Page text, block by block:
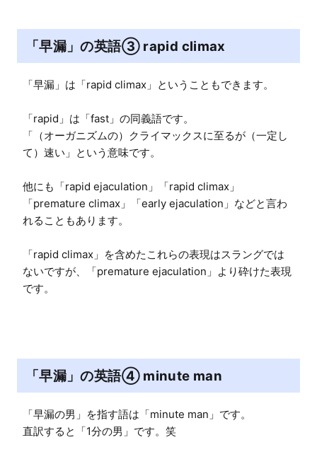
「早漏」の英語③ rapid climax
「早漏」は「rapid climax」ということもできます。
「rapid」は「fast」の同義語です。
「（オーガニズムの）クライマックスに至るが（一定し
て）速い」という意味です。
他にも「rapid ejaculation」「rapid climax」
「premature climax」「early ejaculation」などと言わ
れることもあります。
「rapid climax」を含めたこれらの表現はスラングでは
ないですが、「premature ejaculation」より砕けた表現
です。
「早漏」の英語④ minute man
「早漏の男」を指す語は「minute man」です。
直訳すると「1分の男」です。笑